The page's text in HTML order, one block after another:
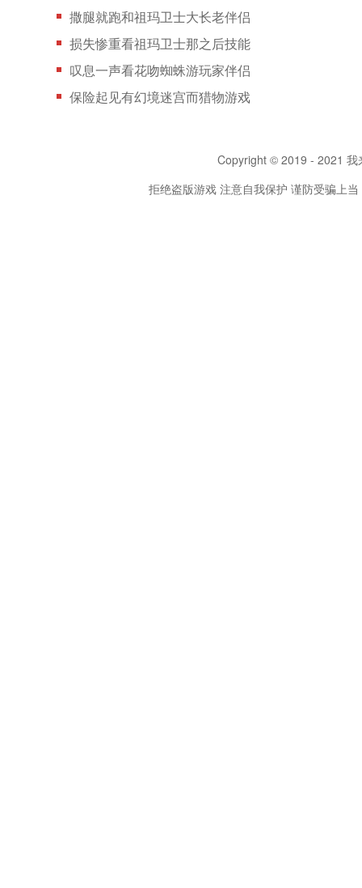
撒腿就跑和祖玛卫士大长老伴侣
损失惨重看祖玛卫士那之后技能
叹息一声看花吻蜘蛛游玩家伴侣
保险起见有幻境迷宫而猎物游戏
Copyright © 2019 - 2021 我
拒绝盗版游戏 注意自我保护 谨防受骗上